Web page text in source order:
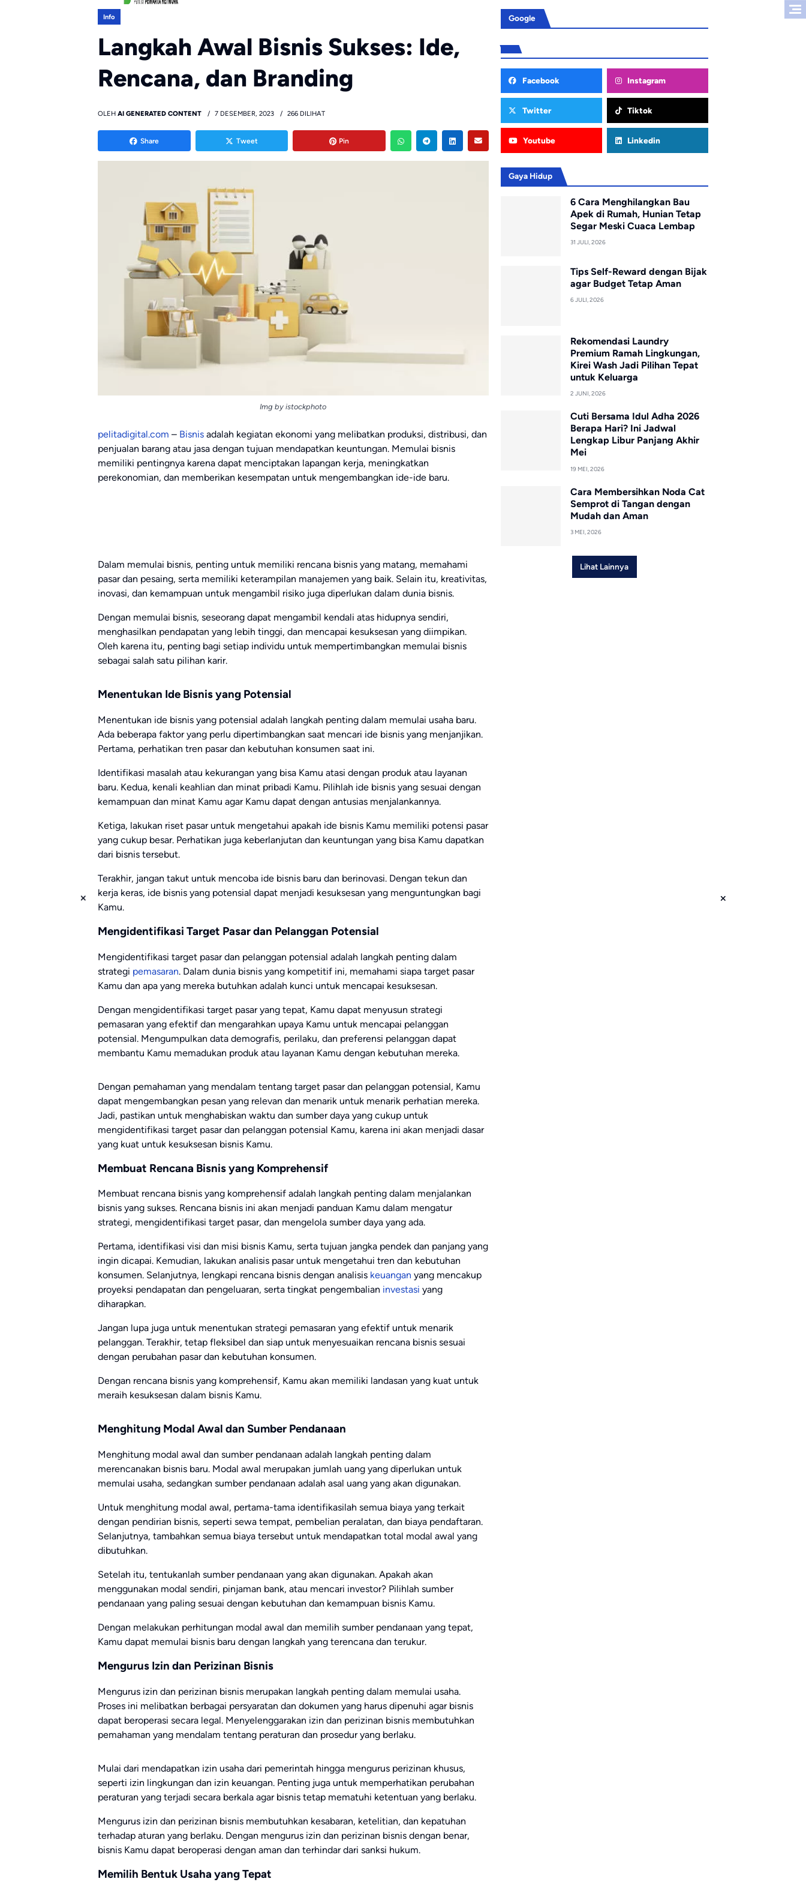
Info
Langkah Awal Bisnis Sukses: Ide,
Rencana, dan Branding
OLEH AI GENERATED CONTENT 7 DESEMBER, 2023 266 DILIHAT
Share Tweet Pin
Img by istockphoto
pelitadigital.com – Bisnis adalah kegiatan ekonomi yang melibatkan produksi, distribusi, dan
penjualan barang atau jasa dengan tujuan mendapatkan keuntungan. Memulai bisnis
memiliki pentingnya karena dapat menciptakan lapangan kerja, meningkatkan
perekonomian, dan memberikan kesempatan untuk mengembangkan ide-ide baru.
Dalam memulai bisnis, penting untuk memiliki rencana bisnis yang matang, memahami
pasar dan pesaing, serta memiliki keterampilan manajemen yang baik. Selain itu, kreativitas,
inovasi, dan kemampuan untuk mengambil risiko juga diperlukan dalam dunia bisnis.
Dengan memulai bisnis, seseorang dapat mengambil kendali atas hidupnya sendiri,
menghasilkan pendapatan yang lebih tinggi, dan mencapai kesuksesan yang diimpikan.
Oleh karena itu, penting bagi setiap individu untuk mempertimbangkan memulai bisnis
sebagai salah satu pilihan karir.
Menentukan Ide Bisnis yang Potensial
Menentukan ide bisnis yang potensial adalah langkah penting dalam memulai usaha baru.
Ada beberapa faktor yang perlu dipertimbangkan saat mencari ide bisnis yang menjanjikan.
Pertama, perhatikan tren pasar dan kebutuhan konsumen saat ini.
Identifikasi masalah atau kekurangan yang bisa Kamu atasi dengan produk atau layanan
baru. Kedua, kenali keahlian dan minat pribadi Kamu. Pilihlah ide bisnis yang sesuai dengan
kemampuan dan minat Kamu agar Kamu dapat dengan antusias menjalankannya.
Ketiga, lakukan riset pasar untuk mengetahui apakah ide bisnis Kamu memiliki potensi pasar
yang cukup besar. Perhatikan juga keberlanjutan dan keuntungan yang bisa Kamu dapatkan
dari bisnis tersebut.
Terakhir, jangan takut untuk mencoba ide bisnis baru dan berinovasi. Dengan tekun dan
kerja keras, ide bisnis yang potensial dapat menjadi kesuksesan yang menguntungkan bagi
Kamu.
Mengidentifikasi Target Pasar dan Pelanggan Potensial
Mengidentifikasi target pasar dan pelanggan potensial adalah langkah penting dalam
strategi pemasaran. Dalam dunia bisnis yang kompetitif ini, memahami siapa target pasar
Kamu dan apa yang mereka butuhkan adalah kunci untuk mencapai kesuksesan.
Dengan mengidentifikasi target pasar yang tepat, Kamu dapat menyusun strategi
pemasaran yang efektif dan mengarahkan upaya Kamu untuk mencapai pelanggan
potensial. Mengumpulkan data demografis, perilaku, dan preferensi pelanggan dapat
membantu Kamu memadukan produk atau layanan Kamu dengan kebutuhan mereka.
Dengan pemahaman yang mendalam tentang target pasar dan pelanggan potensial, Kamu
dapat mengembangkan pesan yang relevan dan menarik untuk menarik perhatian mereka.
Jadi, pastikan untuk menghabiskan waktu dan sumber daya yang cukup untuk
mengidentifikasi target pasar dan pelanggan potensial Kamu, karena ini akan menjadi dasar
yang kuat untuk kesuksesan bisnis Kamu.
Membuat Rencana Bisnis yang Komprehensif
Membuat rencana bisnis yang komprehensif adalah langkah penting dalam menjalankan
bisnis yang sukses. Rencana bisnis ini akan menjadi panduan Kamu dalam mengatur
strategi, mengidentifikasi target pasar, dan mengelola sumber daya yang ada.
Pertama, identifikasi visi dan misi bisnis Kamu, serta tujuan jangka pendek dan panjang yang
ingin dicapai. Kemudian, lakukan analisis pasar untuk mengetahui tren dan kebutuhan
konsumen. Selanjutnya, lengkapi rencana bisnis dengan analisis keuangan yang mencakup
proyeksi pendapatan dan pengeluaran, serta tingkat pengembalian investasi yang
diharapkan.
Jangan lupa juga untuk menentukan strategi pemasaran yang efektif untuk menarik
pelanggan. Terakhir, tetap fleksibel dan siap untuk menyesuaikan rencana bisnis sesuai
dengan perubahan pasar dan kebutuhan konsumen.
Dengan rencana bisnis yang komprehensif, Kamu akan memiliki landasan yang kuat untuk
meraih kesuksesan dalam bisnis Kamu.
Menghitung Modal Awal dan Sumber Pendanaan
Menghitung modal awal dan sumber pendanaan adalah langkah penting dalam
merencanakan bisnis baru. Modal awal merupakan jumlah uang yang diperlukan untuk
memulai usaha, sedangkan sumber pendanaan adalah asal uang yang akan digunakan.
Untuk menghitung modal awal, pertama-tama identifikasilah semua biaya yang terkait
dengan pendirian bisnis, seperti sewa tempat, pembelian peralatan, dan biaya pendaftaran.
Selanjutnya, tambahkan semua biaya tersebut untuk mendapatkan total modal awal yang
dibutuhkan.
Setelah itu, tentukanlah sumber pendanaan yang akan digunakan. Apakah akan
menggunakan modal sendiri, pinjaman bank, atau mencari investor? Pilihlah sumber
pendanaan yang paling sesuai dengan kebutuhan dan kemampuan bisnis Kamu.
Dengan melakukan perhitungan modal awal dan memilih sumber pendanaan yang tepat,
Kamu dapat memulai bisnis baru dengan langkah yang terencana dan terukur.
Mengurus Izin dan Perizinan Bisnis
Mengurus izin dan perizinan bisnis merupakan langkah penting dalam memulai usaha.
Proses ini melibatkan berbagai persyaratan dan dokumen yang harus dipenuhi agar bisnis
dapat beroperasi secara legal. Menyelenggarakan izin dan perizinan bisnis membutuhkan
pemahaman yang mendalam tentang peraturan dan prosedur yang berlaku.
Mulai dari mendapatkan izin usaha dari pemerintah hingga mengurus perizinan khusus,
seperti izin lingkungan dan izin keuangan. Penting juga untuk memperhatikan perubahan
peraturan yang terjadi secara berkala agar bisnis tetap mematuhi ketentuan yang berlaku.
Mengurus izin dan perizinan bisnis membutuhkan kesabaran, ketelitian, dan kepatuhan
terhadap aturan yang berlaku. Dengan mengurus izin dan perizinan bisnis dengan benar,
bisnis Kamu dapat beroperasi dengan aman dan terhindar dari sanksi hukum.
Memilih Bentuk Usaha yang Tepat
Google
Facebook Instagram
Twitter Tiktok
Youtube Linkedin
Gaya Hidup
6 Cara Menghilangkan Bau
Apek di Rumah, Hunian Tetap
Segar Meski Cuaca Lembap
31 JULI, 2026
Tips Self-Reward dengan Bijak
agar Budget Tetap Aman
6 JULI, 2026
Rekomendasi Laundry
Premium Ramah Lingkungan,
Kirei Wash Jadi Pilihan Tepat
untuk Keluarga
2 JUNI, 2026
Cuti Bersama Idul Adha 2026
Berapa Hari? Ini Jadwal
Lengkap Libur Panjang Akhir
Mei
19 MEI, 2026
Cara Membersihkan Noda Cat
Semprot di Tangan dengan
Mudah dan Aman
3 MEI, 2026
Lihat Lainnya